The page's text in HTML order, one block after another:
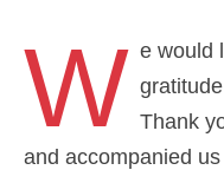
W e would
Thank
and accompanied